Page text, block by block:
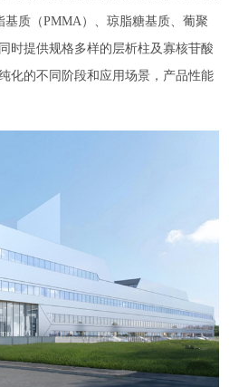
基质（PMMA）、琼脂糖基质、葡聚
时提供规格多样的层析柱及寡核苷酸
化的不同阶段和应用场景，产品性能